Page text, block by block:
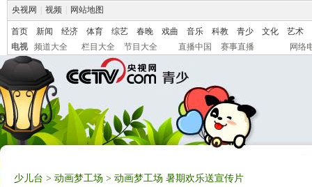
央视网 视频 网站地图
首页 新闻 经济 体育 综艺 春晚 戏曲 音乐 科教 青少 文化
艺术
电视
频道大全 栏目大全 节目大全 直播中国 赛事直播 网络
少儿台 > 动画梦工场 > 动画梦工场 暑期欢乐送宣传片